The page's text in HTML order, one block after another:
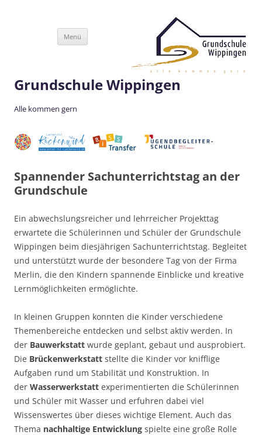
Grundschule Wippingen
Alle kommen gern
Menü
Spannender Sachunterrichtstag an der
Grundschule
Ein abwechslungsreicher und lehrreicher Projekttag
erwartete die Schülerinnen und Schüler der Grundschule
Wippingen beim diesjährigen Sachunterrichtstag. Begleitet
und unterstützt wurde der besondere Tag von der Firma
Merlin, die den Kindern spannende Einblicke und kreative
Lernmöglichkeiten ermöglichte.
In kleinen Gruppen konnten die Kinder verschiedene
Themenbereiche entdecken und selbst aktiv werden. In
der Bauwerkstatt wurde geplant, gebaut und ausprobiert.
Die Brückenwerkstatt stellte die Kinder vor knifflige
Aufgaben rund um Stabilität und Konstruktion. In
der Wasserwerkstatt experimentierten die Schülerinnen
und Schüler mit Wasser und erfuhren dabei viel
Wissenswertes über dieses wichtige Element. Auch das
Thema nachhaltige Entwicklung spielte eine große Rolle